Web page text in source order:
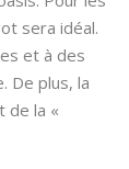
sera idéal.
et à des
De plus, la
de la «